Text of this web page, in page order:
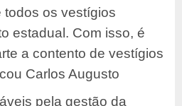
todos os vestígios
estadual. Com isso, é
a contento de vestígios
Carlos Augusto
pela gestão da